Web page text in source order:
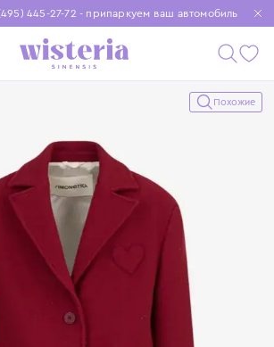
445-27-72 - припаркуем ваш автомобиль
доставка при заказе от 15 000 ₽
чтобы покупки были еще удобнее
Похожие